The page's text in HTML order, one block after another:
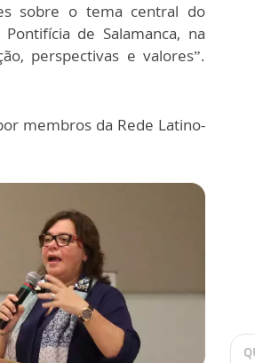
sobre o tema central do
de Salamanca, na
perspectivas e valores”.
membros da Rede Latino-